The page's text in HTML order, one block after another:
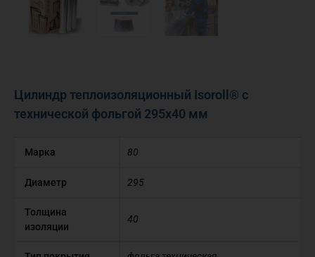
Цилиндр теплоизоляционный Isoroll® с
технической фольгой 295х40 мм
Марка 80
Диаметр 295
Толщина
изоляции
40